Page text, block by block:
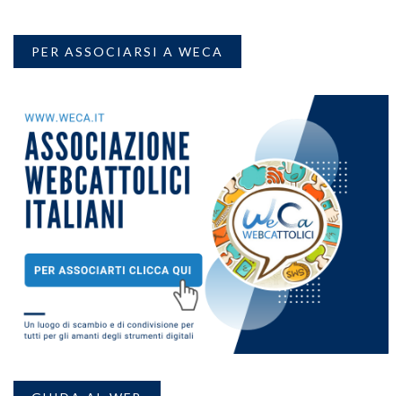
PER ASSOCIARSI A WECA